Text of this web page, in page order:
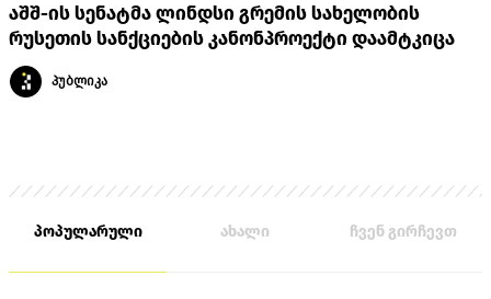
აშშ-ის სენატმა ლინდსი გრემის სახელობის
რუსეთის სანქციების კანონპროექტი დაამტკიცა
პუბლიკა
პოპულარული ახალი ჩვენ გირჩევთ